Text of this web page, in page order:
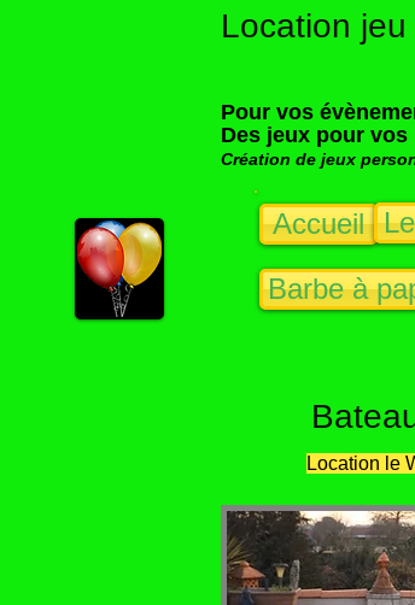
Location
​​​​​​​Pour vos
Des jeux pour
Création de jeux
Accueil
Barbe à
Location le